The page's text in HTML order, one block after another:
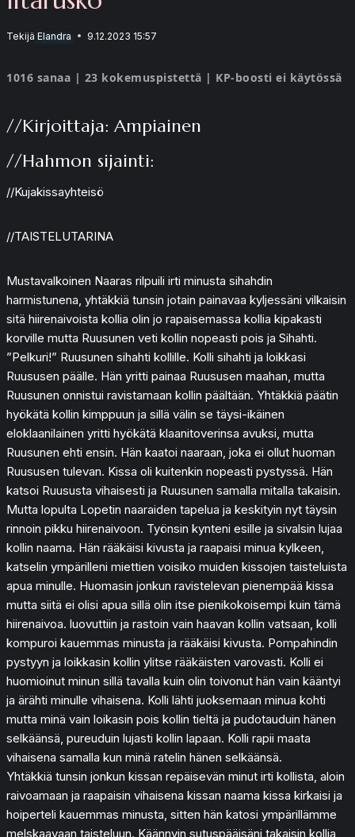
Tekijä Elandra 9.12.2023 15:57
1016 sanaa | 23 kokemuspistettä | KP-boosti ei käytössä
//Kirjoittaja: Ampiainen
//Hahmon sijainti:
//Kujakissayhteisö
//TAISTELUTARINA
Mustavalkoinen Naaras rilpuili irti minusta sihahdin
harmistunena, yhtäkkiä tunsin jotain painavaa kyljessäni vilkaisin
sitä hiirenaivoista kollia olin jo rapaisemassa kollia kipakasti
korville mutta Ruusunen veti kollin nopeasti pois ja Sihahti.
”Pelkuri!” Ruusunen sihahti kollille. Kolli sihahti ja loikkasi
Ruususen päälle. Hän yritti painaa Ruususen maahan, mutta
Ruusunen onnistui ravistamaan kollin päältään. Yhtäkkiä päätin
hyökätä kollin kimppuun ja sillä välin se täysi-ikäinen
eloklaanilainen yritti hyökätä klaanitoverinsa avuksi, mutta
Ruusunen ehti ensin. Hän kaatoi naaraan, joka ei ollut huoman
Ruususen tulevan. Kissa oli kuitenkin nopeasti pystyssä. Hän
katsoi Ruususta vihaisesti ja Ruusunen samalla mitalla takaisin.
Mutta lopulta Lopetin naaraiden tapelua ja keskityin nyt täysin
rinnoin pikku hiirenaivoon. Työnsin kynteni esille ja sivalsin lujaa
kollin naama. Hän rääkäisi kivusta ja raapaisi minua kylkeen,
katselin ympärilleni miettien voisiko muiden kissojen taisteluista
apua minulle. Huomasin jonkun ravistelevan pienempää kissa
mutta siitä ei olisi apua sillä olin itse pienikokoisempi kuin tämä
hiirenaivoa. luovuttiin ja rastoin vain haavan kollin vatsaan, kolli
kompuroi kauemmas minusta ja rääkäisi kivusta. Pompahindin
pystyyn ja loikkasin kollin ylitse rääkäisten varovasti. Kolli ei
huomioinut minun sillä tavalla kuin olin toivonut hän vain kääntyi
ja ärähti minulle vihaisena. Kolli lähti juoksemaan minua kohti
mutta minä vain loikasin pois kollin tieltä ja pudotauduin hänen
selkäänsä, pureuduin lujasti kollin lapaan. Kolli rapii maata
vihaisena samalla kun minä ratelin hänen selkäänsä.
Yhtäkkiä tunsin jonkun kissan repäisevän minut irti kollista, aloin
raivoamaan ja raapaisin vihaisena kissan naama kissa kirkaisi ja
hoiperteli kauemmas minusta, sitten hän katosi ympärillämme
melskaavaan taisteluun. Käännyin sutuspääisäni takaisin kollia